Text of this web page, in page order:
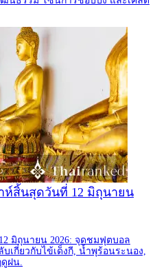
สิ้นสุดวันที่ 12 มิถุนายน
มิถุนายน 2026: จุดชมฟุตบอล
เกี่ยวกับไข้เด็งกี, น้ำพุร้อนระนอง,
ฝน.